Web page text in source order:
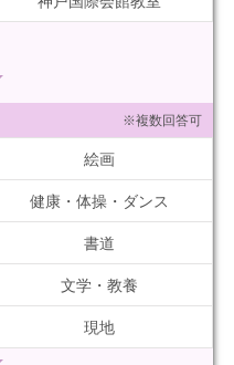
※複数回答可
絵画
健康・体操・ダンス
書道
文学・教養
現地